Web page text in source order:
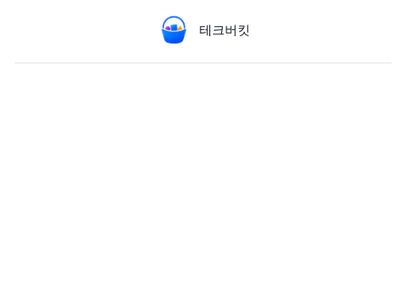
Name
테크버킷